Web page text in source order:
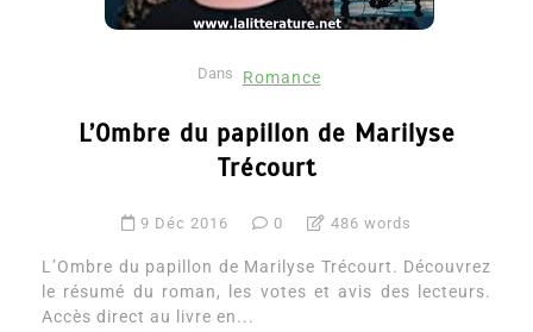
Dans Romance
L’Ombre du papillon de Marilyse
Trécourt
9 Déc 2016 0 486 words
L’Ombre du papillon de Marilyse Trécourt. Découvrez
le résumé du roman, les votes et avis des lecteurs.
Accès direct au livre en...